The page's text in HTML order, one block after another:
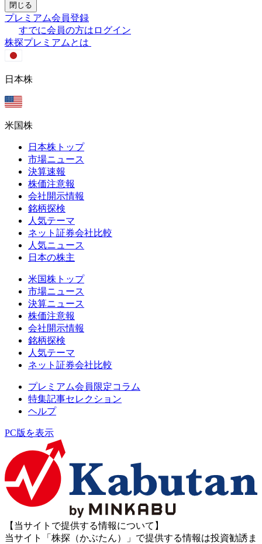
閉じる
プレミアム会員登録
すでに会員の方はログイン
株探プレミアムとは
日本株
米国株
日本株トップ
市場ニュース
決算速報
株価注意報
会社開示情報
銘柄探検
人気テーマ
ネット証券会社比較
人気ニュース
日本の株主
米国株トップ
市場ニュース
決算ニュース
株価注意報
会社開示情報
銘柄探検
人気テーマ
ネット証券会社比較
プレミアム会員限定コラム
特集記事セレクション
ヘルプ
PC版を表示
【当サイトで提供する情報について】
当サイト「株探（かぶたん）」で提供する情報は投資勧誘ま